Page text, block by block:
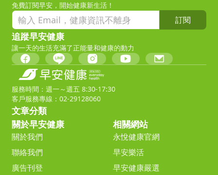
免費訂閱早安，開始健康新生活！
訂閱
追蹤早安健康
讓一天的生活充滿了正能量和健康的動力
服務時間：週一～週五 8:30-17:30
客戶服務專線：02-29128060
文章分類
關於早安健康
關於我們
聯絡我們
廣告刊登
相關網站
永悅健康官網
早安樂活
早安健康嚴選